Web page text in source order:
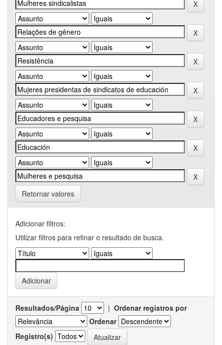
Retornar valores
Adicionar filtros:
Utilizar filtros para refinar o resultado de busca.
Resultados/Página | Ordenar registros por
Ordenar
Registro(s)